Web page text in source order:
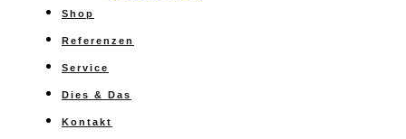
Shop
Referenzen
Service
Dies & Das
Kontakt